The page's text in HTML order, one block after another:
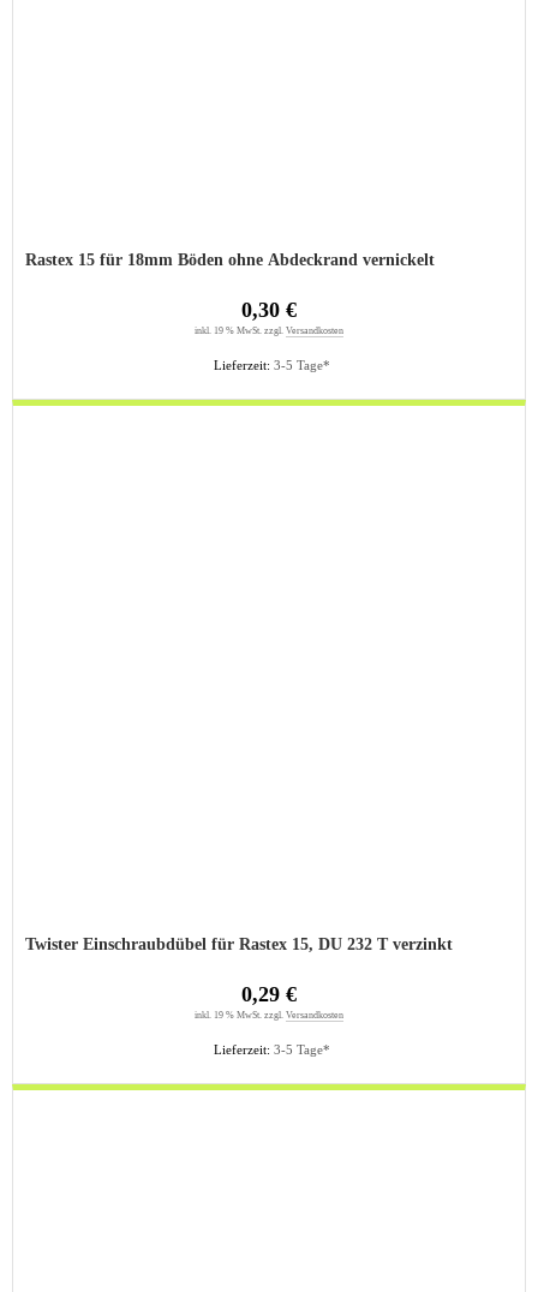
Rastex 15 für 18mm Böden ohne Abdeckrand vernickelt
Lieferzeit: 3-5 Tage*
0,30 €
inkl. 19 % MwSt. zzgl. Versandkosten
Twister Einschraubdübel für Rastex 15, DU 232 T verzinkt
Lieferzeit: 3-5 Tage*
0,29 €
inkl. 19 % MwSt. zzgl. Versandkosten